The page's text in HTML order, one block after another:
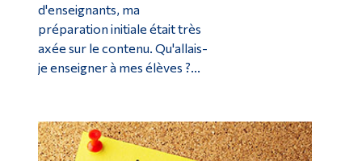
d'enseignants, ma
préparation initiale était très
axée sur le contenu. Qu'allais-
je enseigner à mes élèves ?...